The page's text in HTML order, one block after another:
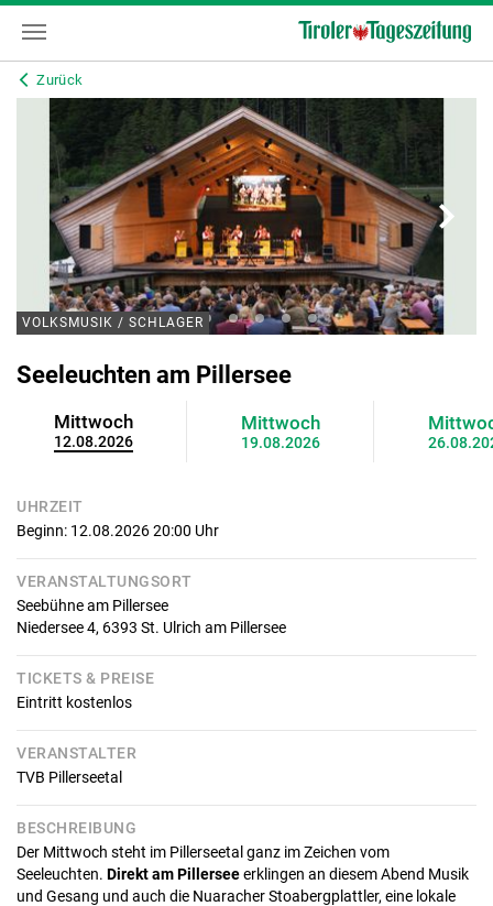
Zurück
VOLKSMUSIK / SCHLAGER
Seeleuchten am Pillersee
Mittwoch
12.08.2026
Mittwoch
19.08.2026
UHRZEIT
Beginn: 12.08.2026 20:00 Uhr
VERANSTALTUNGSORT
Seebühne am Pillersee
Niedersee 4, 6393 St. Ulrich am Pillersee
TICKETS & PREISE
Eintritt kostenlos
VERANSTALTER
TVB Pillerseetal
BESCHREIBUNG
Der Mittwoch steht im Pillerseetal ganz im Zeichen vom
Seeleuchten. Direkt am Pillerseeerklingen an diesem Abend Musik
und Gesang und auch die Nuaracher Stoabergplattler, eine lokale